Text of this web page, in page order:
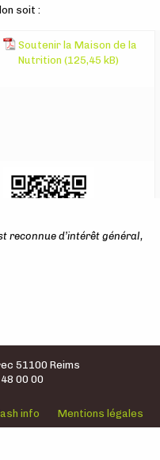
soit :
Soutenir la Maison de la
Nutrition
reconnue d’intérêt général,
51100 Reims
00 00
info Mentions légales